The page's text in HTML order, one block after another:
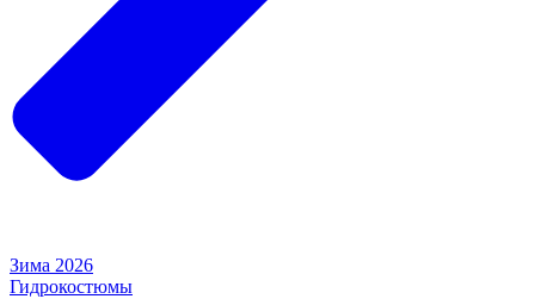
Зима 2026
Гидрокостюмы